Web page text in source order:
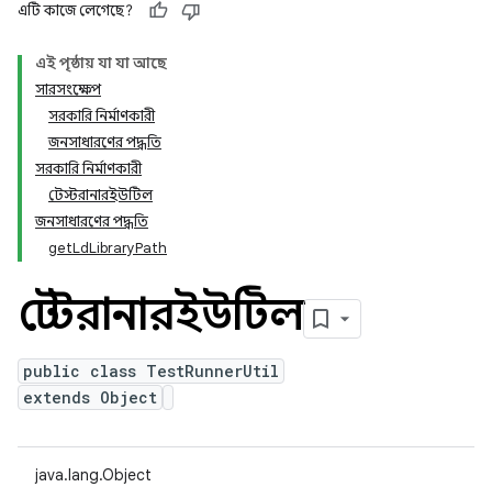
এটি কাজে লেগেছে?
এই পৃষ্ঠায় যা যা আছে
সারসংক্ষেপ
সরকারি নির্মাণকারী
জনসাধারণের পদ্ধতি
সরকারি নির্মাণকারী
টেস্টরানারইউটিল
জনসাধারণের পদ্ধতি
getLdLibraryPath
টেস্টরানারইউটিল
public class TestRunnerUtil
extends Object
java.lang.Object